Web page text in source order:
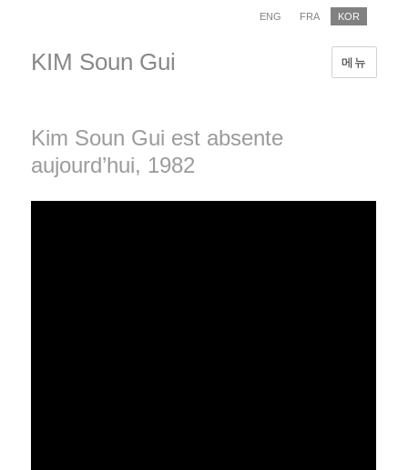
ENG FRA KOR
KIM Soun Gui 메뉴
Kim Soun Gui est absente
aujourd’hui, 1982